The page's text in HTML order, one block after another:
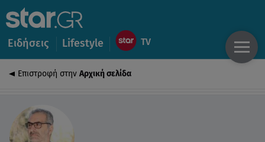
Ειδήσεις Lifestyle
Επιστροφή στην Αρχική σελίδα